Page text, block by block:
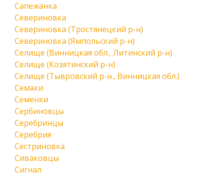
Сапежанка
Севериновка
Севериновка (Тростянецкий р-н)
Севериновка (Ямпольский р-н)
Селище (Винницкая обл., Литинский р-н)
Селище (Козятинский р-н)
Селище (Тывровский р-н., Винницкая обл.)
Семаки
Семенки
Сербиновцы
Серебринцы
Серебрия
Сестриновка
Сиваковцы
Сигнал